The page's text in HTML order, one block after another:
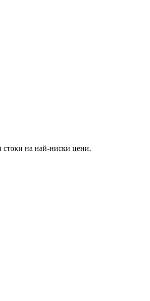
стоки на най-ниски цени.